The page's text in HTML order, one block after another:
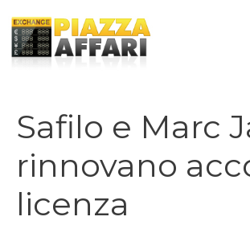
contenuto
Safilo e Marc
rinnovano
licenza